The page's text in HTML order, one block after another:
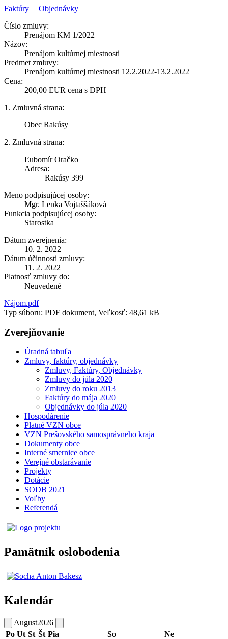
Faktúry | Objednávky
Číslo zmluvy:
Prenájom KM 1/2022
Názov:
Prenájom kultúrnej miestnosti
Predmet zmluvy:
Prenájom kultúrnej miestnosti 12.2.2022-13.2.2022
Cena:
200,00 EUR cena s DPH
1. Zmluvná strana:
Obec Rakúsy
2. Zmluvná strana:
Ľubomír Oračko
Adresa:
Rakúsy 399
Meno podpisujúcej osoby:
Mgr. Lenka Vojtaššáková
Funkcia podpisujúcej osoby:
Starostka
Dátum zverejnenia:
10. 2. 2022
Dátum účinnosti zmluvy:
11. 2. 2022
Platnosť zmluvy do:
Neuvedené
Nájom.pdf
Typ súboru: PDF dokument, Veľkosť: 48,61 kB
Zverejňovanie
Úradná tabuľa
Zmluvy, faktúry, objednávky
Zmluvy, Faktúry, Objednávky
Zmluvy do júla 2020
Zmluvy do roku 2013
Faktúry do mája 2020
Objednávky do júla 2020
Hospodárenie
Platné VZN obce
VZN Prešovského samosprávneho kraja
Dokumenty obce
Interné smernice obce
Verejné obstarávanie
Projekty
Dotácie
SODB 2021
Voľby
Referendá
Pamätník oslobodenia
Kalendár
August2026
Po Ut St Št Pia So
Ne